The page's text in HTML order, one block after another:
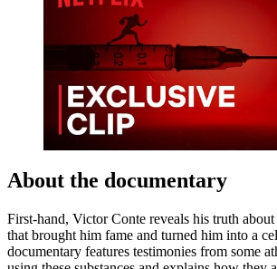
About the documentary
First-hand, Victor Conte reveals his truth about
that brought him fame and turned him into a
documentary features testimonies from some